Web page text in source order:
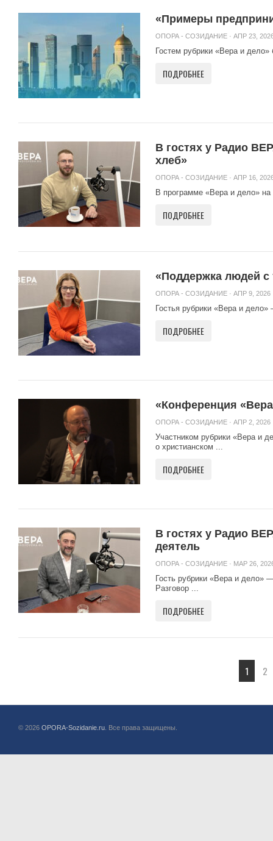
«Примеры
ОПОРА - СОЗИДАНИЕ · АПР 23,
Гостем рубрики «Вера и
ПОДРОБНЕЕ
В гостях у Радио
хлеб»
ОПОРА - СОЗИДАНИЕ · АПР 16,
В программе «Вера и дело»
ПОДРОБНЕЕ
«Поддержка людей с
ОПОРА - СОЗИДАНИЕ · АПР 9, 2026
Гостья рубрики «Вера и
ПОДРОБНЕЕ
«Конференция
ОПОРА - СОЗИДАНИЕ · АПР 2, 2026
Участником рубрики «Вера и
о христианском ...
ПОДРОБНЕЕ
В гостях у Радио
деятель
ОПОРА - СОЗИДАНИЕ · МАР 26,
Гость рубрики «Вера и дело»
Разговор ...
ПОДРОБНЕЕ
1 2
© 2026 OPORA-Sozidanie.ru . Все права защищены.